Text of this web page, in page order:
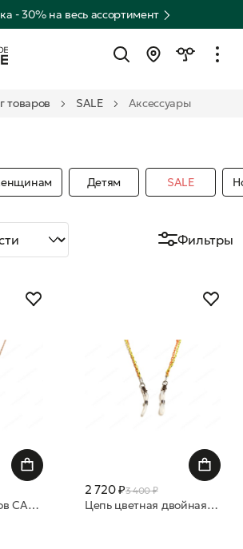
- 30% на весь ассортимент
товаров SALE Аксессуары
Детям SALE
Фильтры
Цепочка для очков CAROLINE ABRAM CHAINETTE X-TRAVAGANZA BORDEAUX
2 720 ₽3 400 ₽
Цепь цветная двойная Неоновая и оранжевая подвеска Swarovski в форме сердца